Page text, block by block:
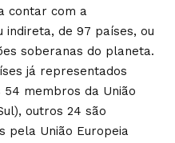
contar com a
de 97 países, ou
soberanas do planeta.
já representados
membros da União
outros 24 são
pela União Europeia